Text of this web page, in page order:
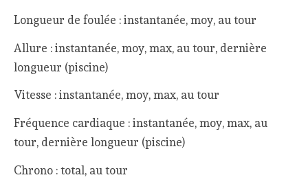
Longueur de foulée : instantanée, moy, au tour
Allure : instantanée, moy, max, au tour, dernière
longueur (piscine)
Vitesse : instantanée, moy, max, au tour
Fréquence cardiaque : instantanée, moy, max, au
tour, dernière longueur (piscine)
Chrono : total, au tour